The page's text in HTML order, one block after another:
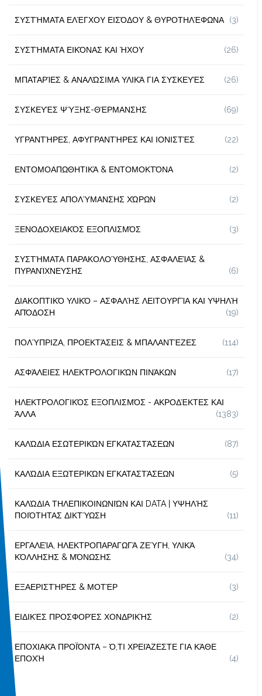
ΣΥΣΤΉΜΑΤΑ ΕΛΈΓΧΟΥ ΕΙΣΌΔΟΥ & ΘΥΡΟΤΗΛΈΦΩΝΑ (3)
ΣΥΣΤΉΜΑΤΑ ΕΙΚΌΝΑΣ ΚΑΙ ΉΧΟΥ (26)
ΜΠΑΤΑΡΊΕΣ & ΑΝΑΛΏΣΙΜΑ ΥΛΙΚΆ ΓΙΑ ΣΥΣΚΕΥΈΣ (26)
ΣΥΣΚΕΥΈΣ ΨΎΞΗΣ-ΘΈΡΜΑΝΣΗΣ (69)
ΥΓΡΑΝΤΉΡΕΣ, ΑΦΥΓΡΑΝΤΉΡΕΣ ΚΑΙ ΙΟΝΙΣΤΈΣ (22)
ΕΝΤΟΜΟΑΠΩΘΗΤΙΚΆ & ΕΝΤΟΜΟΚΤΌΝΑ (2)
ΣΥΣΚΕΥΈΣ ΑΠΟΛΎΜΑΝΣΗΣ ΧΏΡΩΝ (2)
ΞΕΝΟΔΟΧΕΙΑΚΌΣ ΕΞΟΠΛΙΣΜΌΣ (3)
ΣΥΣΤΉΜΑΤΑ ΠΑΡΑΚΟΛΟΎΘΗΣΗΣ, ΑΣΦΑΛΕΊΑΣ &
ΠΥΡΑΝΊΧΝΕΥΣΗΣ
(6)
ΔΙΑΚΟΠΤΙΚΌ ΥΛΙΚΌ – ΑΣΦΑΛΉΣ ΛΕΙΤΟΥΡΓΊΑ ΚΑΙ ΥΨΗΛΉ
ΑΠΌΔΟΣΗ
(19)
ΠΟΛΎΠΡΙΖΑ, ΠΡΟΕΚΤΆΣΕΙΣ & ΜΠΑΛΑΝΤΈΖΕΣ (114)
ΑΣΦΆΛΕΙΕΣ ΗΛΕΚΤΡΟΛΟΓΙΚΏΝ ΠΙΝΆΚΩΝ (17)
ΗΛΕΚΤΡΟΛΟΓΙΚΌΣ ΕΞΟΠΛΙΣΜΌΣ - ΑΚΡΟΔΈΚΤΕΣ ΚΑΙ
ΆΛΛΑ
(1383)
ΚΑΛΏΔΙΑ ΕΣΩΤΕΡΙΚΏΝ ΕΓΚΑΤΑΣΤΆΣΕΩΝ (87)
ΚΑΛΏΔΙΑ ΕΞΩΤΕΡΙΚΏΝ ΕΓΚΑΤΑΣΤΆΣΕΩΝ (5)
ΚΑΛΏΔΙΑ ΤΗΛΕΠΙΚΟΙΝΩΝΙΏΝ ΚΑΙ DATA | ΥΨΗΛΉΣ
ΠΟΙΌΤΗΤΑΣ ΔΙΚΤΎΩΣΗ
(11)
ΕΡΓΑΛΕΊΑ, ΗΛΕΚΤΡΟΠΑΡΑΓΩΓΆ ΖΕΎΓΗ, ΥΛΙΚΆ
ΚΌΛΛΗΣΗΣ & ΜΌΝΩΣΗΣ
(34)
ΕΞΑΕΡΙΣΤΉΡΕΣ & ΜΟΤΈΡ (3)
ΕΙΔΙΚΈΣ ΠΡΟΣΦΟΡΈΣ ΧΟΝΔΡΙΚΉΣ (2)
ΕΠΟΧΙΑΚΆ ΠΡΟΪΌΝΤΑ – Ό,ΤΙ ΧΡΕΙΆΖΕΣΤΕ ΓΙΑ ΚΆΘΕ
ΕΠΟΧΉ
(4)